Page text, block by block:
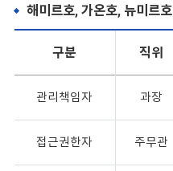
해미르호, 가온호, 뉴미르호
구분 직위
관리책임자 과장
접근권한자 주무관